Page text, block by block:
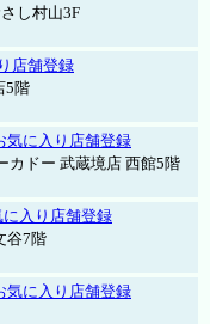
し村山3F
店舗登録
5階
気に入り店舗登録
カドー 武蔵境店 西館5階
に入り店舗登録
谷7階
気に入り店舗登録